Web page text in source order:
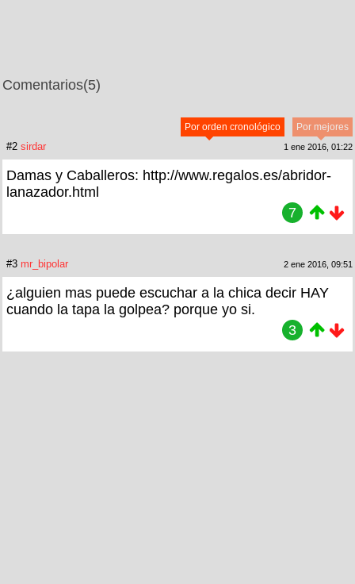
Comentarios(5)
Por mejores
Por orden cronológico
#2 sirdar 1 ene 2016, 01:22
Damas y Caballeros: http://www.regalos.es/abridor-
lanazador.html
7
#3 mr_bipolar 2 ene 2016, 09:51
¿alguien mas puede escuchar a la chica decir HAY
cuando la tapa la golpea? porque yo si.
3